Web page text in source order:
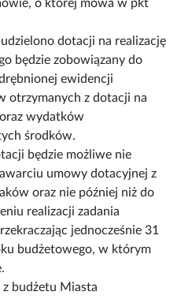
o której mowa w pkt
dotacji na realizację
będzie zobowiązany do
ewidencji
otrzymanych z dotacji na
wydatków
środków.
będzie możliwe nie
umowy dotacyjnej z
oraz nie później niż do
realizacji zadania
jednocześnie 31
budżetowego, w którym
z budżetu Miasta